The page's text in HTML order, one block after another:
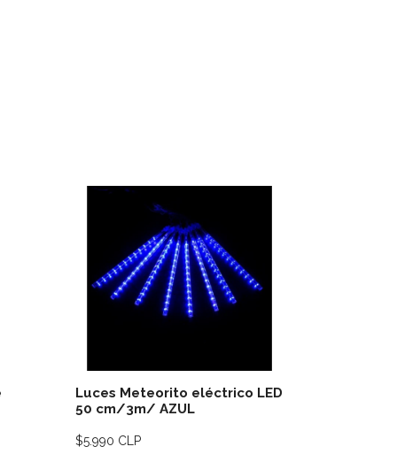
Luces Meteorito eléctrico LED
50 cm/3m/ AZUL
Ver detalles
$5.990 CLP